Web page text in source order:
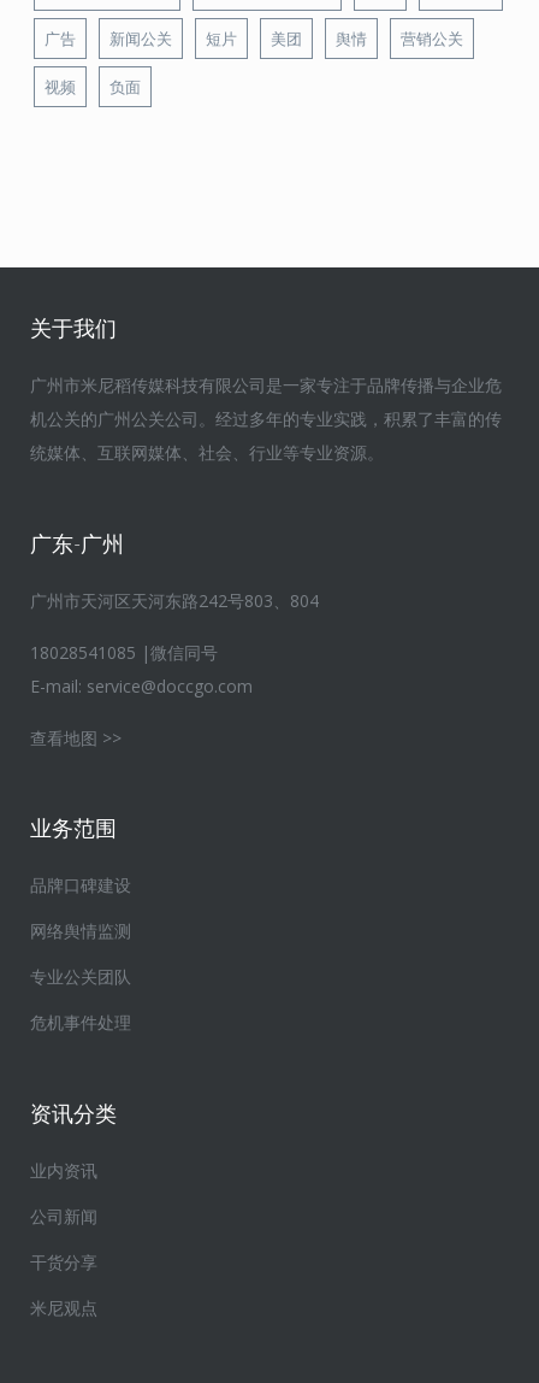
广告 新闻公关 短片 美团 舆情 营销公关
视频 负面
关于我们
广州市米尼稻传媒科技有限公司是一家专注于品牌传播与企业危
机公关的广州公关公司。经过多年的专业实践，积累了丰富的传
统媒体、互联网媒体、社会、行业等专业资源。
广东-广州
广州市天河区天河东路242号803、804
18028541085 |微信同号
E-mail: service@doccgo.com
查看地图 >>
业务范围
品牌口碑建设
网络舆情监测
专业公关团队
危机事件处理
资讯分类
业内资讯
公司新闻
干货分享
米尼观点